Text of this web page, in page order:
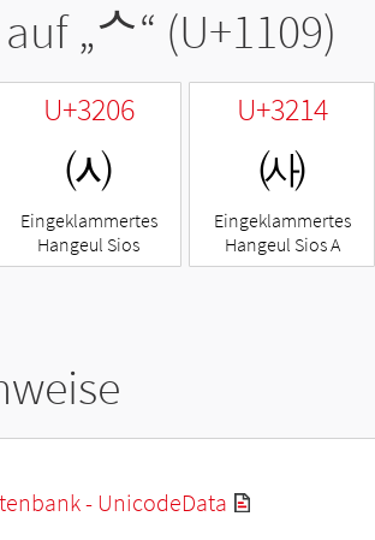
„ᄉ“ (U+1109)
U+3206
㈆
Eingeklammertes
Hangeul Sios
U+3214
㈔
Eingeklammertes
Hangeul Sios A
- UnicodeData